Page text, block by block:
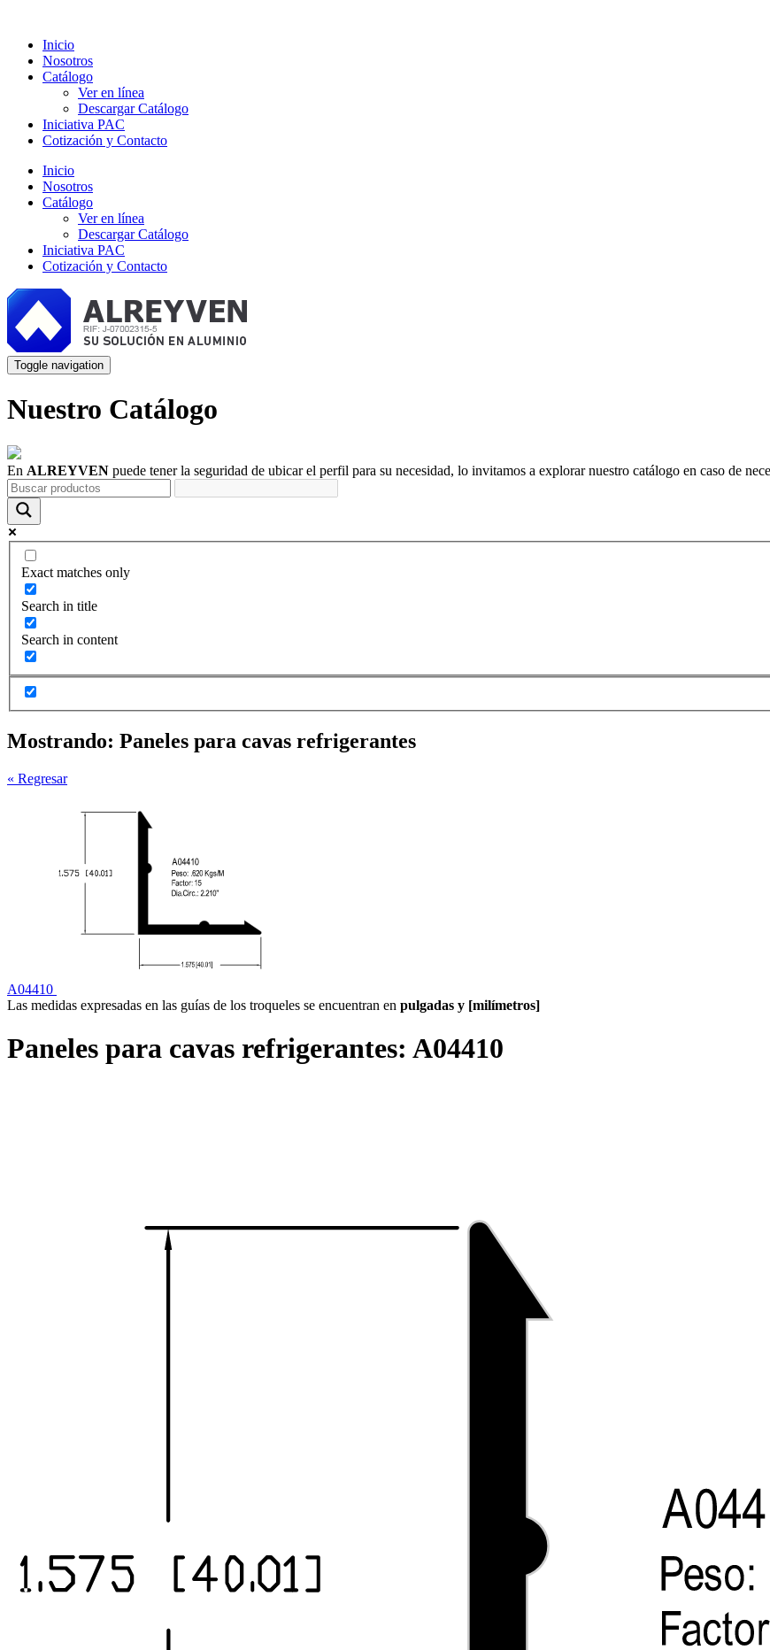
Inicio
Nosotros
Catálogo
Ver en línea
Descargar Catálogo
Iniciativa PAC
Cotización y Contacto
Inicio
Nosotros
Catálogo
Ver en línea
Descargar Catálogo
Iniciativa PAC
Cotización y Contacto
Toggle navigation
Nuestro Catálogo
En ALREYVEN puede tener la seguridad de ubicar el perfil para su necesidad, lo invitamos a explorar nuestro catálogo en caso de
Exact matches only
Search in title
Search in content
Mostrando: Paneles para cavas refrigerantes
« Regresar
A04410
Las medidas expresadas en las guías de los troqueles se encuentran en pulgadas y [milímetros]
Paneles para cavas refrigerantes: A04410